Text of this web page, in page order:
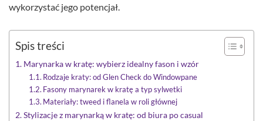
wykorzystać jego potencjał.
Spis treści
Marynarka w kratę: wybierz idealny fason i wzór
Rodzaje kraty: od Glen Check do Windowpane
Fasony marynarek w kratę a typ sylwetki
Materiały: tweed i flanela w roli głównej
Stylizacje z marynarką w kratę: od biura po casual